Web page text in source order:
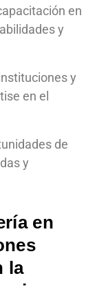
en
y
y
en el
de
y
en
la